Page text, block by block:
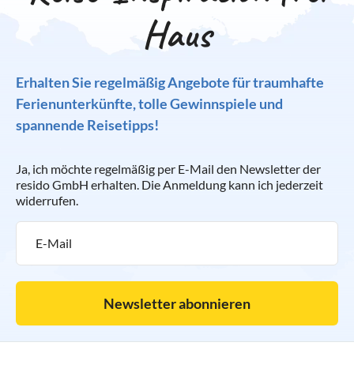
Haus
Erhalten Sie regelmäßig Angebote für traumhafte
Ferienunterkünfte, tolle Gewinnspiele und
spannende Reisetipps!
Ja, ich möchte regelmäßig per E-Mail den Newsletter der
resido GmbH erhalten. Die Anmeldung kann ich jederzeit
widerrufen.
Newsletter abonnieren